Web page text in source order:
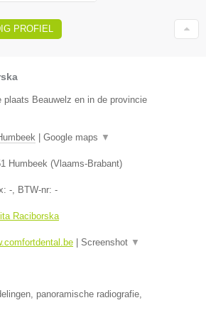
PROFIEL
plaats Beauwelz en in de provincie
Google maps ▼
Humbeek (Vlaams-Brabant)
- , BTW-nr: -
Raciborska
Screenshot ▼
panoramische radiografie,